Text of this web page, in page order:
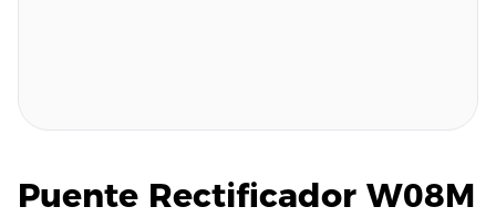
Puente Rectificador W08M